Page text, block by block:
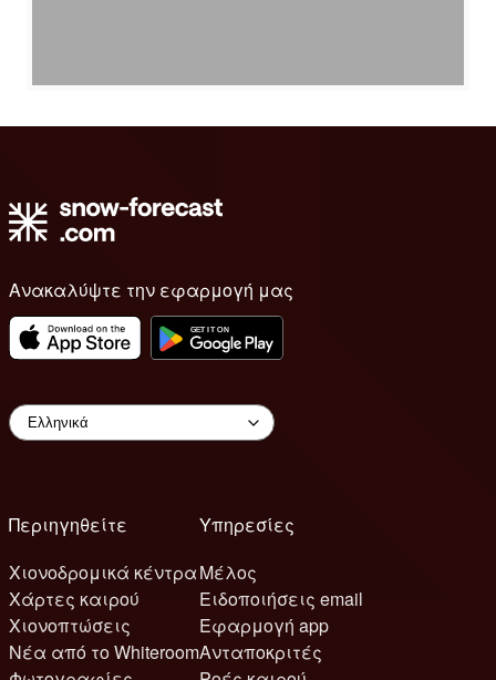
Ανακαλύψτε την εφαρμογή μας
Περιηγηθείτε
Χιονοδρομικά κέντρα
Χάρτες καιρού
Χιονοπτώσεις
Νέα από το Whiteroom
Υπηρεσίες
Μέλος
Ειδοποιήσεις email
Εφαρμογή app
Ανταποκριτές